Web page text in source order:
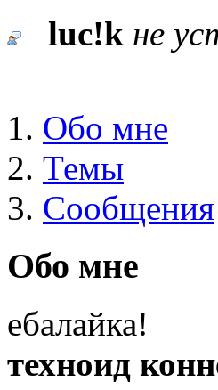
luc!k не
Обо мне
Темы
Сообщения
Обо мне
ебалайка!
техноид